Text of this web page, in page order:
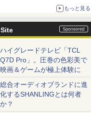
体的に訓練するプログラムを提供
もっと見る
ハイグレードテレビ「TCL
Q7D Pro」。圧巻の色彩美で
映画＆ゲームが極上体験に
総合オーディオブランドに進
化するSHANLINGとは何者
か？